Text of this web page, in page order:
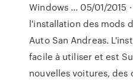
Windows ... 05/01/
l'installation des mods
Auto San Andreas.
facile à utiliser et est
nouvelles voitures, des